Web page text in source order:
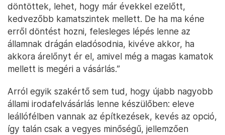
döntöttek, lehet, hogy már évekkel ezelőtt,
kedvezőbb kamatszintek mellett. De ha ma kéne
erről döntést hozni, felesleges lépés lenne az
államnak drágán eladósodnia, kivéve akkor, ha
akkora árelőnyt ér el, amivel még a magas kamatok
mellett is megéri a vásárlás.”
Arról egyik szakértő sem tud, hogy újabb nagyobb
állami irodafelvásárlás lenne készülőben: eleve
leállófélben vannak az építkezések, kevés az opció,
így talán csak a vegyes minőségű, jellemzően